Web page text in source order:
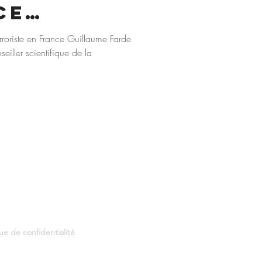
en
en France Guillaume Farde
scientifique de la
de confidentialité